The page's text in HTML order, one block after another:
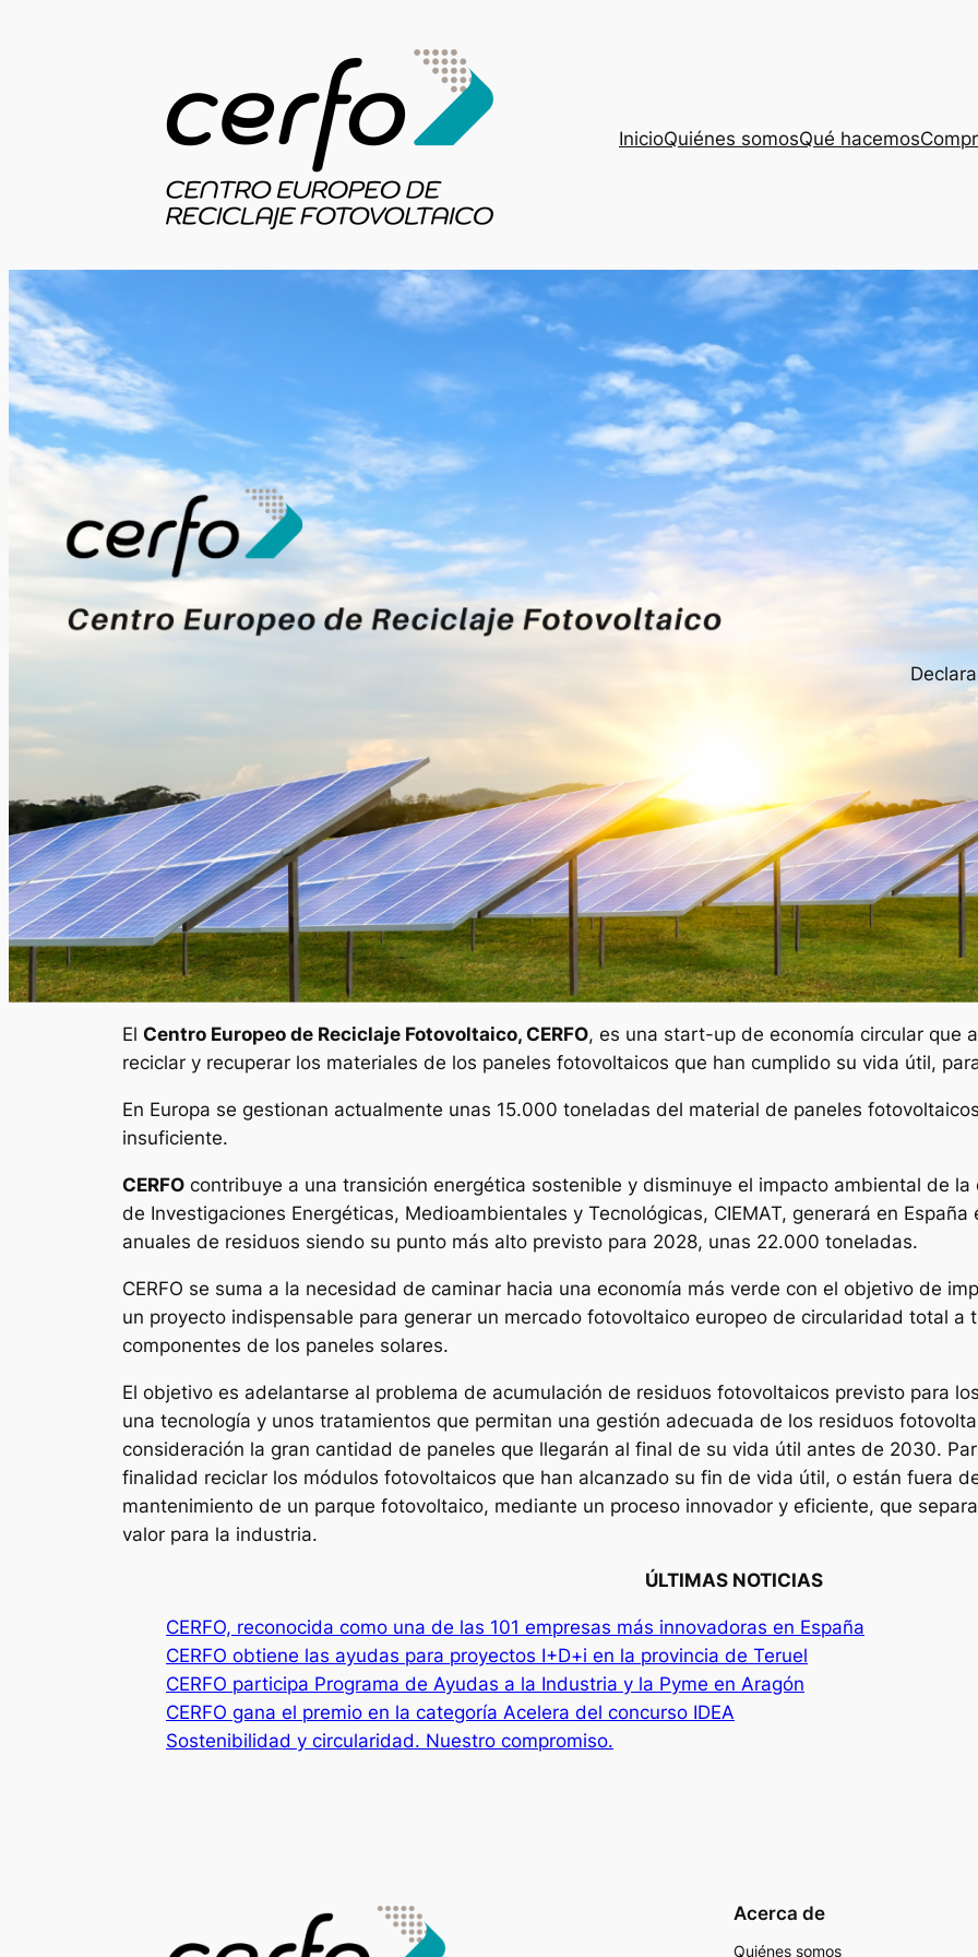
InicioQuiénes somosQué hacemos
El Centro Europeo de Reciclaje Fotovoltaico, CERFO, es una start-up de economía circular que
reciclar y recuperar los materiales de los paneles fotovoltaicos que han cumplido su vida útil,
En Europa se gestionan actualmente unas 15.000 toneladas del material de paneles
insuficiente.
CERFO contribuye a una transición energética sostenible y disminuye el impacto ambiental de
de Investigaciones Energéticas, Medioambientales y Tecnológicas, CIEMAT, generará en
anuales de residuos siendo su punto más alto previsto para 2028, unas 22.000 toneladas.
CERFO se suma a la necesidad de caminar hacia una economía más verde con el objetivo de
un proyecto indispensable para generar un mercado fotovoltaico europeo de circularidad total a
componentes de los paneles solares.
El objetivo es adelantarse al problema de acumulación de residuos fotovoltaicos previsto para
una tecnología y unos tratamientos que permitan una gestión adecuada de los residuos
consideración la gran cantidad de paneles que llegarán al final de su vida útil antes de 2030.
finalidad reciclar los módulos fotovoltaicos que han alcanzado su fin de vida útil, o están fuera
mantenimiento de un parque fotovoltaico, mediante un proceso innovador y eficiente, que
valor para la industria.
ÚLTIMAS NOTICIAS
CERFO, reconocida como una de las 101 empresas más innovadoras en España
CERFO obtiene las ayudas para proyectos I+D+i en la provincia de Teruel
CERFO participa Programa de Ayudas a la Industria y la Pyme en Aragón
CERFO gana el premio en la categoría Acelera del concurso IDEA
Sostenibilidad y circularidad. Nuestro compromiso.
Acerca de
Quiénes somos